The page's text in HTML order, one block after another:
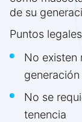
de su
Puntos
No existen
No se
tenencia